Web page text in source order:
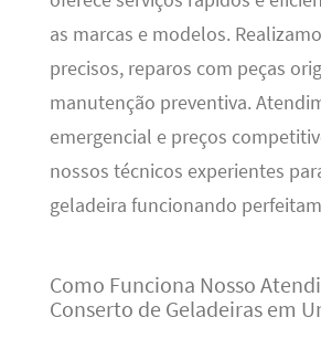
as marcas e modelos.
precisos, reparos com peças
manutenção preventiva.
emergencial e preços
nossos técnicos experientes
geladeira funcionando
Como Funciona Nosso
Conserto de Geladeiras em